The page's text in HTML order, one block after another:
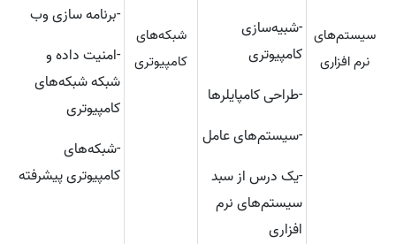
سیستم‌های
نرم افزاری
-شبیه‌سازی
کامپیوتری
-طراحی کامپایلرها
-سیستم‌های عامل
-یک درس از سبد
سیستم‌های نرم
افزاری
شبکه‌های
کامپیوتری
-برنامه سازی وب
-امنیت داده و
شبکه شبکه‌های
کامپیوتری
-شبکه‌های
کامپیوتری پیشرفته